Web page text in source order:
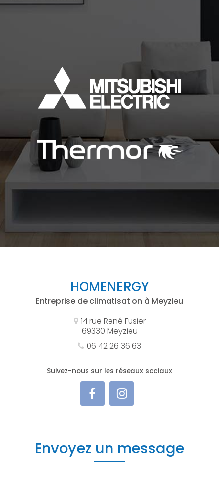
HOMENERGY
Entreprise de climatisation à Meyzieu
14 rue René Fusier
69330 Meyzieu
06 42 26 36 63
Suivez-nous sur les réseaux sociaux
Envoyez un message